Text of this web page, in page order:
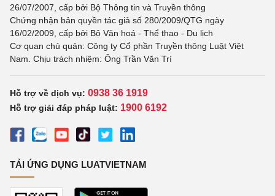
26/07/2007, cấp bởi Bộ Thông tin và Truyền thông
Chứng nhận bản quyền tác giả số 280/2009/QTG ngày
16/02/2009, cấp bởi Bộ Văn hoá - Thể thao - Du lịch
Cơ quan chủ quản: Công ty Cổ phần Truyền thông Luật Việt
Nam. Chịu trách nhiệm: Ông Trần Văn Trí
Hỗ trợ về dịch vụ: 0938 36 1919
Hỗ trợ giải đáp pháp luật: 1900 6192
TẢI ỨNG DỤNG LUATVIETNAM